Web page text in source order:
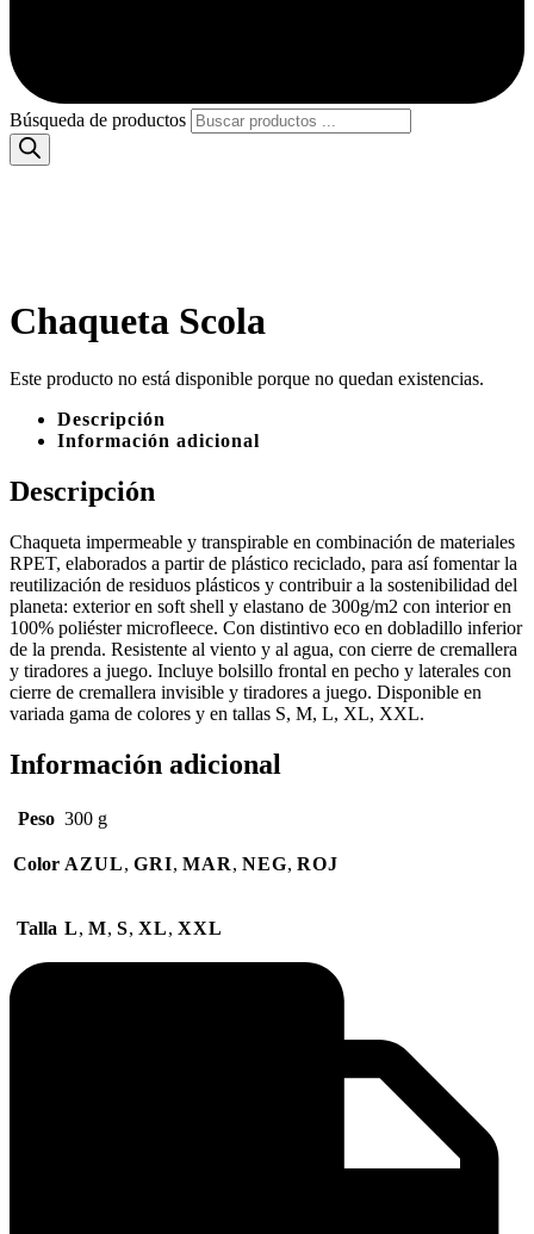
Búsqueda de productos
Chaqueta Scola
Este producto no está disponible porque no quedan existencias.
Descripción
Información adicional
Descripción
Chaqueta impermeable y transpirable en combinación de materiales
RPET, elaborados a partir de plástico reciclado, para así fomentar la
reutilización de residuos plásticos y contribuir a la sostenibilidad del
planeta: exterior en soft shell y elastano de 300g/m2 con interior en
100% poliéster microfleece. Con distintivo eco en dobladillo inferior
de la prenda. Resistente al viento y al agua, con cierre de cremallera
y tiradores a juego. Incluye bolsillo frontal en pecho y laterales con
cierre de cremallera invisible y tiradores a juego. Disponible en
variada gama de colores y en tallas S, M, L, XL, XXL.
Información adicional
Peso 300 g
Color AZUL, GRI, MAR, NEG, ROJ
Talla L, M, S, XL, XXL